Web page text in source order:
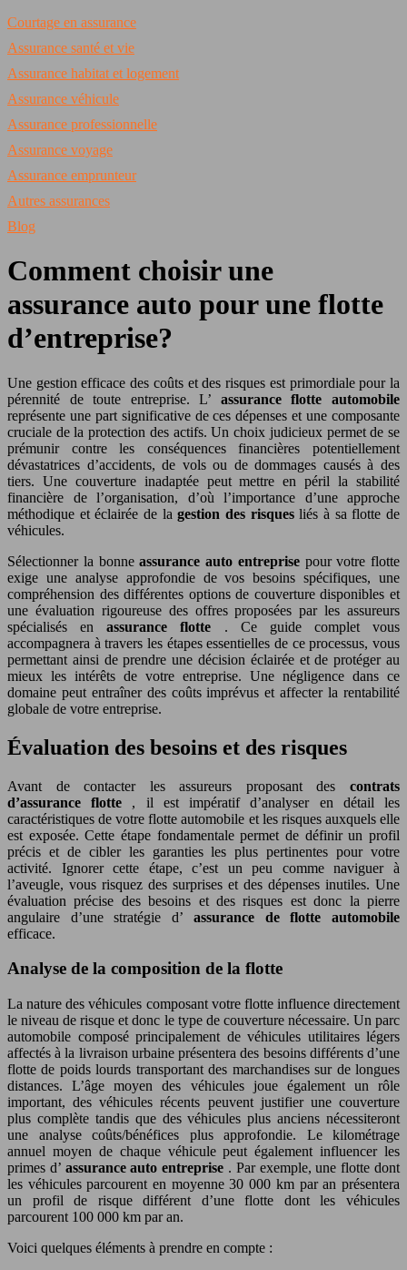
Courtage en assurance
Assurance santé et vie
Assurance habitat et logement
Assurance véhicule
Assurance professionnelle
Assurance voyage
Assurance emprunteur
Autres assurances
Blog
Comment choisir une
assurance auto pour une flotte
d’entreprise?
Une gestion efficace des coûts et des risques est primordiale pour la
pérennité de toute entreprise. L’ assurance flotte automobile
représente une part significative de ces dépenses et une composante
cruciale de la protection des actifs. Un choix judicieux permet de se
prémunir contre les conséquences financières potentiellement
dévastatrices d’accidents, de vols ou de dommages causés à des
tiers. Une couverture inadaptée peut mettre en péril la stabilité
financière de l’organisation, d’où l’importance d’une approche
méthodique et éclairée de lagestion des risquesliés à sa flotte de
véhicules.
Sélectionner la bonneassurance auto entreprise pour votre flotte
exige une analyse approfondie de vos besoins spécifiques, une
compréhension des différentes options de couverture disponibles et
une évaluation rigoureuse des offres proposées par les assureurs
spécialisés enassurance flotte . Ce guide complet vous
accompagnera à travers les étapes essentielles de ce processus, vous
permettant ainsi de prendre une décision éclairée et de protéger au
mieux les intérêts de votre entreprise. Une négligence dans ce
domaine peut entraîner des coûts imprévus et affecter la rentabilité
globale de votre entreprise.
Évaluation des besoins et des risques
Avant de contacter les assureurs proposant des contrats
d’assurance flotte , il est impératif d’analyser en détail les
caractéristiques de votre flotte automobile et les risques auxquels elle
est exposée. Cette étape fondamentale permet de définir un profil
précis et de cibler les garanties les plus pertinentes pour votre
activité. Ignorer cette étape, c’est un peu comme naviguer à
l’aveugle, vous risquez des surprises et des dépenses inutiles. Une
évaluation précise des besoins et des risques est donc la pierre
angulaire d’une stratégie d’ assurance de flotte automobile
efficace.
Analyse de la composition de la flotte
La nature des véhicules composant votre flotte influence directement
le niveau de risque et donc le type de couverture nécessaire. Un parc
automobile composé principalement de véhicules utilitaires légers
affectés à la livraison urbaine présentera des besoins différents d’une
flotte de poids lourds transportant des marchandises sur de longues
distances. L’âge moyen des véhicules joue également un rôle
important, des véhicules récents peuvent justifier une couverture
plus complète tandis que des véhicules plus anciens nécessiteront
une analyse coûts/bénéfices plus approfondie. Le kilométrage
annuel moyen de chaque véhicule peut également influencer les
primes d’ assurance auto entreprise . Par exemple, une flotte dont
les véhicules parcourent en moyenne 30 000 km par an présentera
un profil de risque différent d’une flotte dont les véhicules
parcourent 100 000 km par an.
Voici quelques éléments à prendre en compte :